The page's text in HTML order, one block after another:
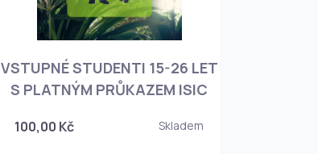
VSTUPNÉ STUDENTI 15-26 LET
S PLATNÝM PRŮKAZEM ISIC
100,00 Kč Skladem